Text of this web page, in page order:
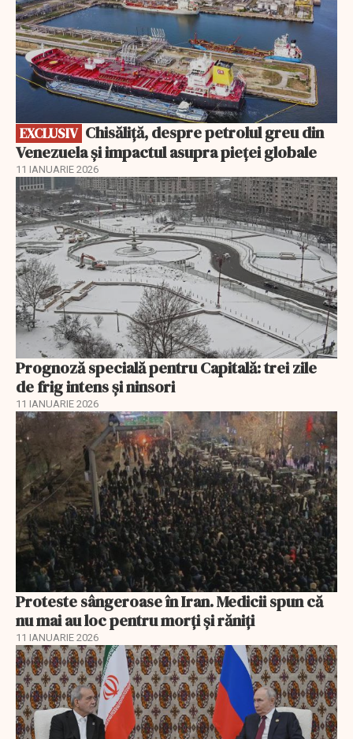
EXCLUSIV
Venezuela și impactul asupra pieței globale
11 IANUARIE 2026
Prognoză specială pentru Capitală: trei zile
de frig intens și ninsori
11 IANUARIE 2026
Proteste sângeroase în Iran. Medicii spun că
nu mai au loc pentru morți și răniți
11 IANUARIE 2026